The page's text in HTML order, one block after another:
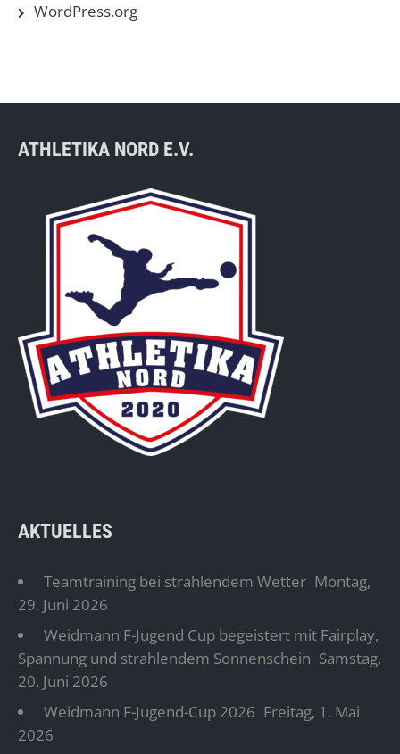
WordPress.org
ATHLETIKA NORD E.V.
AKTUELLES
Teamtraining bei strahlendem Wetter Montag,
29. Juni 2026
Weidmann F-Jugend Cup begeistert mit Fairplay,
Spannung und strahlendem Sonnenschein Samstag,
20. Juni 2026
Weidmann F-Jugend-Cup 2026 Freitag, 1. Mai
2026